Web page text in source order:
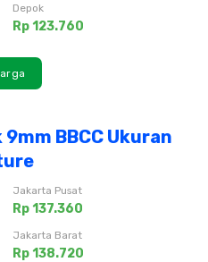
Depok
Rp 123.760
BBCC Ukuran
Jakarta Pusat
Rp 137.360
Jakarta Barat
Rp 138.720